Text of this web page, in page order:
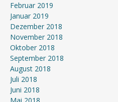
Februar 2019
Januar 2019
Dezember 2018
November 2018
Oktober 2018
September 2018
August 2018
Juli 2018
Juni 2018